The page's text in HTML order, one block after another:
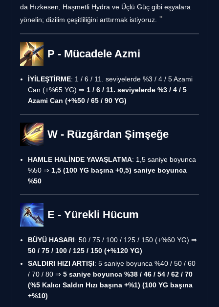
da Hızkesen, Haşmetli Hydra ve Üçlü Güç gibi eşyalara
yönelin; dizilim çeşitliliğini arttırmak istiyoruz.
P - Mücadele Azmi
İYİLEŞTİRME: 1 / 6 / 11. seviyelerde %3 / 4 / 5 Azami
Can (+%65 YG) ⇒ 1 / 6 / 11. seviyelerde %3 / 4 / 5
Azami Can (+%50 / 65 / 90 YG)
W - Rüzgârdan Şimşeğe
HAMLE HALİNDE YAVAŞLATMA: 1,5 saniye boyunca
%50 ⇒ 1,5 (100 YG başına +0,5) saniye boyunca
%50
E - Yürekli Hücum
BÜYÜ HASARI: 50 / 75 / 100 / 125 / 150 (+%60 YG) ⇒
50 / 75 / 100 / 125 / 150 (+%120 YG)
SALDIRI HIZI ARTIŞI: 5 saniye boyunca %40 / 50 / 60
/ 70 / 80 ⇒ 5 saniye boyunca %38 / 46 / 54 / 62 / 70
(%5 Kalıcı Saldırı Hızı başına +%1) (100 YG başına
+%10)